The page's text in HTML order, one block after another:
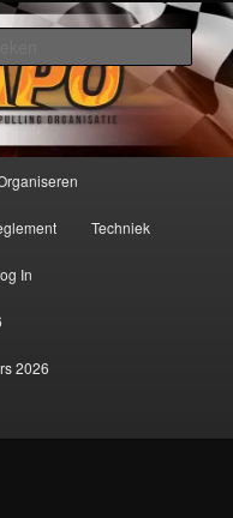
Techniek
In
2026